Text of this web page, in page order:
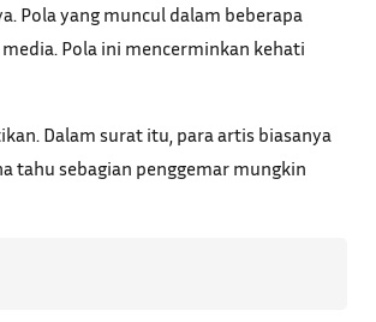
Pola yang muncul dalam beberapa
Pola ini mencerminkan kehati
Dalam surat itu, para artis biasanya
tahu sebagian penggemar mungkin